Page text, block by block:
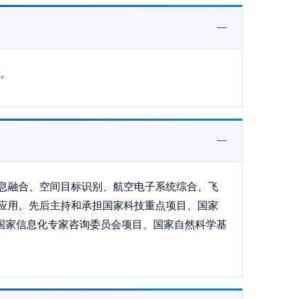
合、空间目标识别、航空电子系统综合、飞
。先后主持和承担国家科技重点项目、国家
信息化专家咨询委员会项目、国家自然科学基